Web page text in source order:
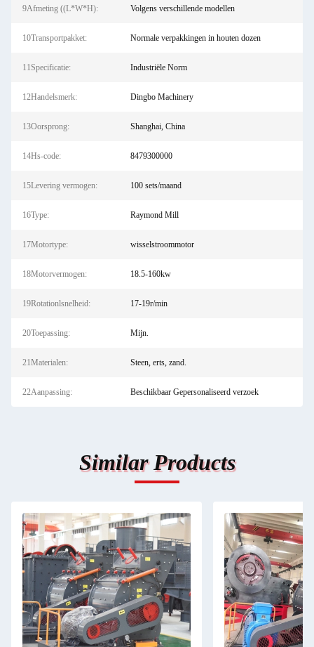
9Afmeting ((L*W*H): Volgens verschillende modellen
10Transportpakket: Normale verpakkingen in houten dozen
11Specificatie: Industriële Norm
12Handelsmerk: Dingbo Machinery
13Oorsprong: Shanghai, China
14Hs-code: 8479300000
15Levering vermogen: 100 sets/maand
16Type: Raymond Mill
17Motortype: wisselstroommotor
18Motorvermogen: 18.5-160kw
19Rotationlsnelheid: 17-19r/min
20Toepassing: Mijn.
21Materialen: Steen, erts, zand.
22Aanpassing: Beschikbaar Gepersonaliseerd verzoek
Similar Products